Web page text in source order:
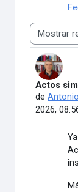
Mostrar
Actos
de
2026,
Número